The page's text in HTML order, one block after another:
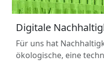
Digitale
Für uns hat
ökologische, eine